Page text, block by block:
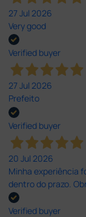
27 Jul 2026
Very good
Verified buyer
27 Jul 2026
Prefeito
Verified buyer
20 Jul 2026
Minha experiência
dentro do prazo.
Verified buyer